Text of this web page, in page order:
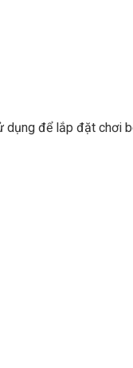
dụng để lắp đặt chơi